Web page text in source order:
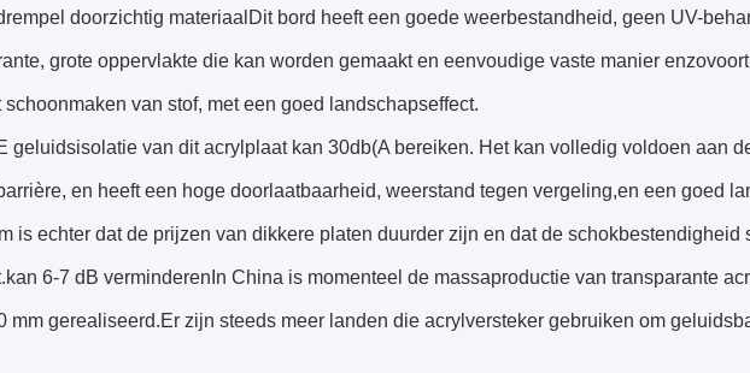
doorzichtig materiaalDit bord heeft een goede weerbestandheid, geen UV-
grote oppervlakte die kan worden gemaakt en eenvoudige vaste manier
schoonmaken van stof, met een goed landschapseffect.
geluidsisolatie van dit acrylplaat kan 30db(A bereiken. Het kan volledig voldoen aan
en heeft een hoge doorlaatbaarheid, weerstand tegen vergeling,en een goed
is echter dat de prijzen van dikkere platen duurder zijn en dat de schokbestendigheid
6-7 dB verminderenIn China is momenteel de massaproductie van transparante
mm gerealiseerd.Er zijn steeds meer landen die acrylversteker gebruiken om